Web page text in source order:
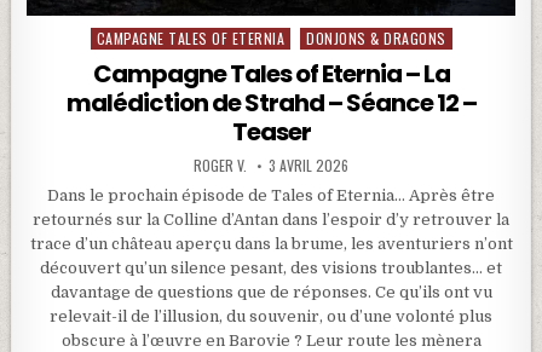
Posted in
CAMPAGNE TALES OF ETERNIA DONJONS & DRAGONS
Campagne Tales of Eternia – La
malédiction de Strahd – Séance 12 –
Teaser
ROGER V. 3 AVRIL 2026
Dans le prochain épisode de Tales of Eternia… Après être
retournés sur la Colline d’Antan dans l’espoir d’y retrouver la
trace d’un château aperçu dans la brume, les aventuriers n’ont
découvert qu’un silence pesant, des visions troublantes… et
davantage de questions que de réponses. Ce qu’ils ont vu
relevait-il de l’illusion, du souvenir, ou d’une volonté plus
obscure à l’œuvre en Barovie ? Leur route les mènera